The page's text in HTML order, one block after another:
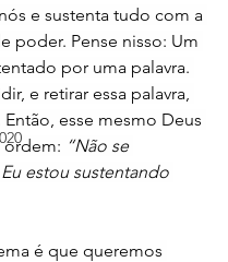
e sustenta tudo com a
poder. Pense nisso: Um
por uma palavra.
e retirar essa palavra,
esse mesmo Deus
ordem: “Não se
estou sustentando
é que queremos